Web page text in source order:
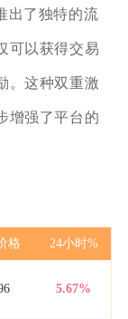
出了独特的流
可以获得交易
。这种双重激
增强了平台的
格 24小时%
5.67%